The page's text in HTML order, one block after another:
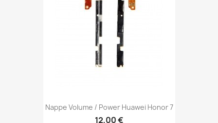
Nappe Volume / Power Huawei Honor 7
12,00 €